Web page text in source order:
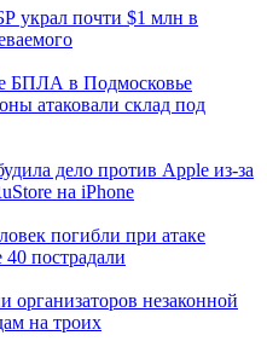
украл почти $1 млн в
БПЛА в Подмосковье
атаковали склад под
дело против Apple из-за
на iPhone
погибли при атаке
пострадали
организаторов незаконной
на троих